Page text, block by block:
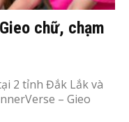
chữ, chạm
2 tỉnh Đắk Lắk và
– Gieo